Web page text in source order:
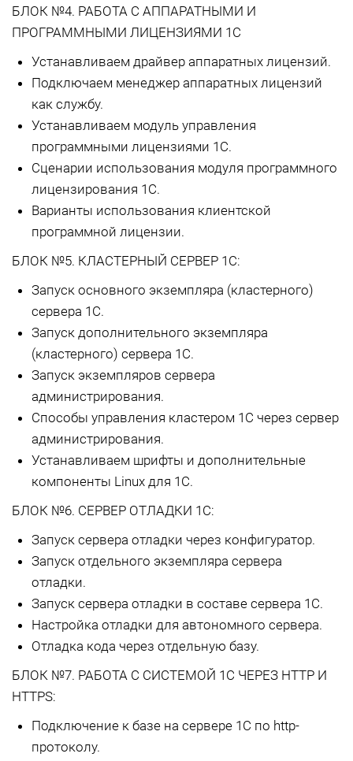
БЛОК №4. РАБОТА С АППАРАТНЫМИ И
ПРОГРАММНЫМИ ЛИЦЕНЗИЯМИ 1С
Устанавливаем драйвер аппаратных лицензий.
Подключаем менеджер аппаратных лицензий
как службу.
Устанавливаем модуль управления
программными лицензиями 1С.
Сценарии использования модуля программного
лицензирования 1С.
Варианты использования клиентской
программной лицензии.
БЛОК №5. КЛАСТЕРНЫЙ СЕРВЕР 1С:
Запуск основного экземпляра (кластерного)
сервера 1С.
Запуск дополнительного экземпляра
(кластерного) сервера 1С.
Запуск экземпляров сервера
администрирования.
Способы управления кластером 1С через сервер
администрирования.
Устанавливаем шрифты и дополнительные
компоненты Linux для 1С.
БЛОК №6. СЕРВЕР ОТЛАДКИ 1С:
Запуск сервера отладки через конфигуратор.
Запуск отдельного экземпляра сервера
отладки.
Запуск сервера отладки в составе сервера 1С.
Настройка отладки для автономного сервера.
Отладка кода через отдельную базу.
БЛОК №7. РАБОТА С СИСТЕМОЙ 1С ЧЕРЕЗ HTTP И
HTTPS:
Подключение к базе на сервере 1С по http-
протоколу.